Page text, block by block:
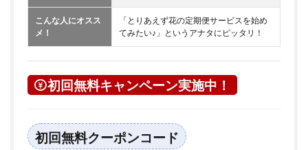
こんな人にオスス
メ！
「とりあえず花の定期便サービスを始め
てみたい♪」というアナタにピッタリ！
初回無料キャンペーン実施中！
初回無料クーポンコード